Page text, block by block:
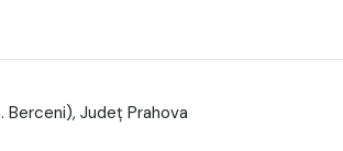
Județ Prahova